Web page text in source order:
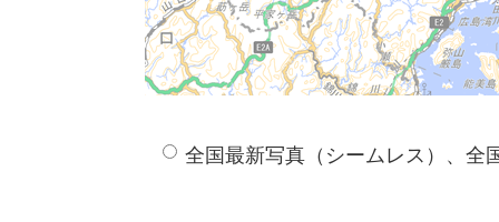
全国最新写真（シームレス）、全